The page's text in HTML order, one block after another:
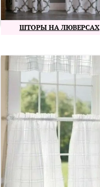
ШТОРЫ НА ЛЮВЕРСАХ